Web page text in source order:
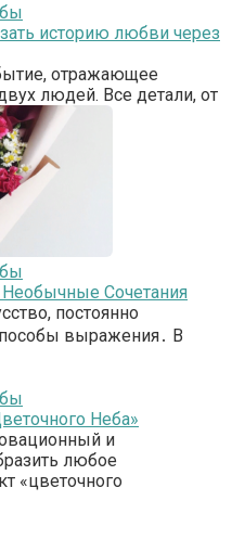
историю любви через
отражающее
людей. Все детали, от
Сочетания
постоянно
выражения․ В
Неба»
и
любое
«цветочного